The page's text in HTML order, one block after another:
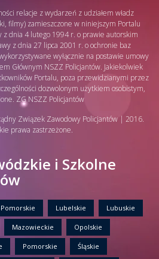
relacje z wydarzeń z udziałem władz
filmy) zamieszczone w niniejszym Portalu
z dnia 4 lutego 1994 r. o prawie autorskim
z dnia 27 lipca 2001 r. o ochronie baz
wyłącznie na postawie umowy
Głównym NSZZ Policjantów. Jakiekolwiek
Portalu, poza przewidzianymi przez
dozwolonym użytkiem osobistym,
ZG NSZZ Policjantów
Związek Zawodowy Policjantów | 2016.
prawa zastrzeżone.
i Szkolne
Lubelskie Lubuskie
Mazowieckie Opolskie
Pomorskie Śląskie